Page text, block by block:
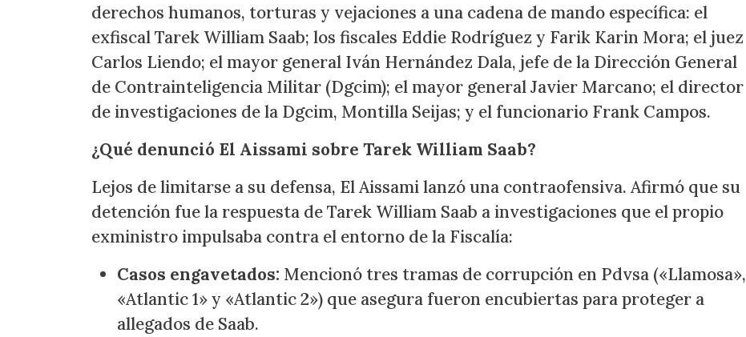
derechos humanos, torturas y vejaciones a una cadena de mando específica: el
exfiscal Tarek William Saab; los fiscales Eddie Rodríguez y Farik Karin Mora; el juez
Carlos Liendo; el mayor general Iván Hernández Dala, jefe de la Dirección General
de Contrainteligencia Militar (Dgcim); el mayor general Javier Marcano; el director
de investigaciones de la Dgcim, Montilla Seijas; y el funcionario Frank Campos.
¿Qué denunció El Aissami sobre Tarek William Saab?
Lejos de limitarse a su defensa, El Aissami lanzó una contraofensiva. Afirmó que su
detención fue la respuesta de Tarek William Saab a investigaciones que el propio
exministro impulsaba contra el entorno de la Fiscalía:
Casos engavetados: Mencionó tres tramas de corrupción en Pdvsa («Llamosa»,
«Atlantic 1» y «Atlantic 2») que asegura fueron encubiertas para proteger a
allegados de Saab.